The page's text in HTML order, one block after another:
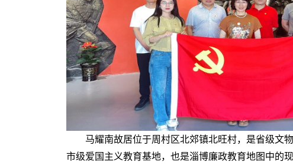
马耀南故居位于周村区北郊镇北旺村，是省级文物
市级爱国主义教育基地，也是淄博廉政教育地图中的现